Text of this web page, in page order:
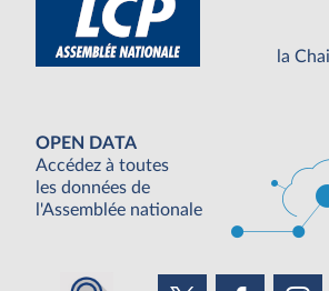
la
OPEN DATA
Accédez à toutes
les données de
l'Assemblée nationale